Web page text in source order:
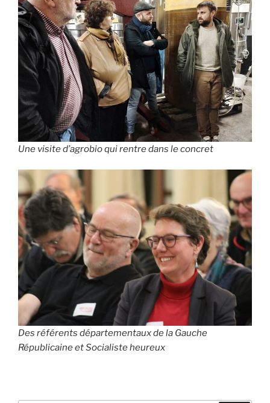
Une visite d’agrobio qui rentre dans le concret
Des référents départementaux de la Gauche
Républicaine et Socialiste heureux